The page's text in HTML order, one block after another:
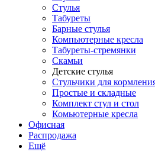
Стулья
Табуреты
Барные стулья
Компьютерные кресла
Табуреты-стремянки
Скамьи
Детские стулья
Стульчики для
Простые и складные
Комплект стул и стол
Комьютерные кресла
Офисная
Распродажа
Eщё